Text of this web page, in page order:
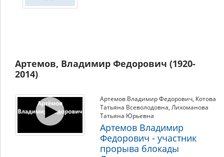
Артемов, Владимир Федорович (1920-
2014)
Артемов Владимир Федорович, Котова
Татьяна Всеволодовна, Лихоманова
Татьяна Юрьевна
Артемов Владимир
Федорович - участник
прорыва блокады